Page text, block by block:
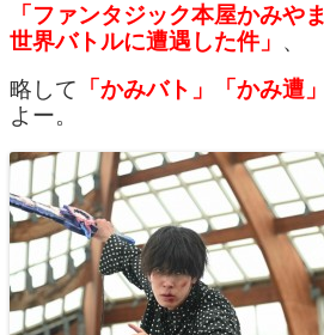
「ファンタジック本屋かみや
世界バトルに遭遇した件」 、
略して 「かみバト」「かみ遭」
よー。